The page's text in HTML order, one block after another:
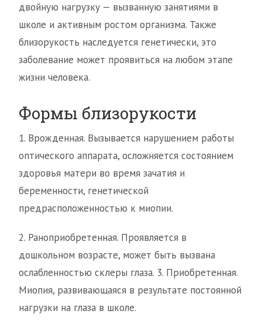
двойную нагрузку — вызванную занятиями в
школе и активным ростом организма. Также
близорукость наследуется генетически, это
заболевание может проявиться на любом этапе
жизни человека.
Формы близорукости
1. Врожденная. Вызывается нарушением работы
оптического аппарата, осложняется состоянием
здоровья матери во время зачатия и
беременности, генетической
предрасположенностью к миопии.
2. Раноприобретенная. Проявляется в
дошкольном возрасте, может быть вызвана
ослабленностью склеры глаза. 3. Приобретенная.
Миопия, развивающаяся в результате постоянной
нагрузки на глаза в школе.